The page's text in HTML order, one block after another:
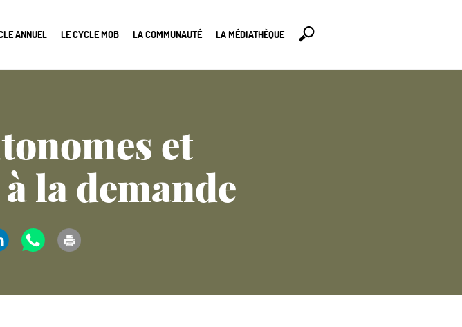
ANNUEL LE CYCLE MOB LA COMMUNAUTÉ LA MÉDIATHÈQUE
et
la demande